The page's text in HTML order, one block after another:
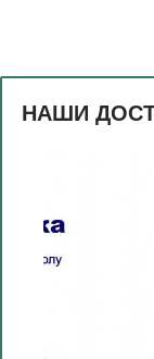
НАШИ